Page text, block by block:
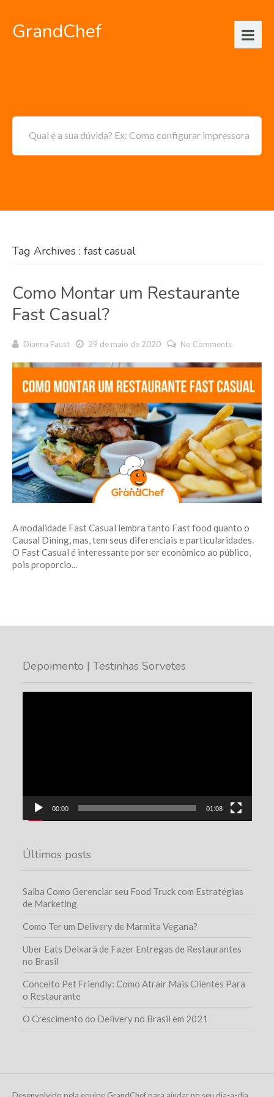
GrandChef
Qual é a sua dúvida? Ex: Como configurar impressora
Tag Archives : fast casual
Como Montar um Restaurante
Fast Casual?
Dianna Faust 29 de maio de 2020 No Comments
A modalidade Fast Casual lembra tanto Fast food quanto o
Causal Dining, mas, tem seus diferenciais e particularidades.
O Fast Casual é interessante por ser econômico ao público,
pois proporcio...
Depoimento | Testinhas Sorvetes
00:00 01:08
Últimos posts
Saiba Como Gerenciar seu Food Truck com Estratégias
de Marketing
Como Ter um Delivery de Marmita Vegana?
Uber Eats Deixará de Fazer Entregas de Restaurantes
no Brasil
Conceito Pet Friendly: Como Atrair Mais Clientes Para
o Restaurante
O Crescimento do Delivery no Brasil em 2021